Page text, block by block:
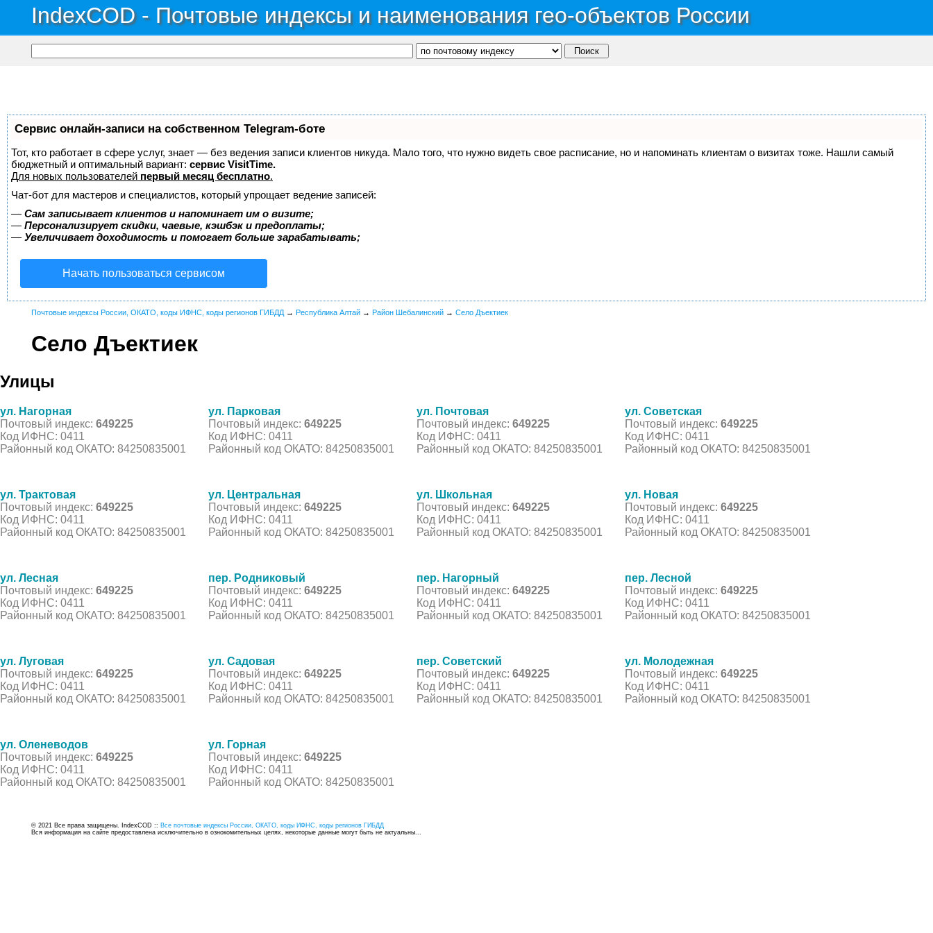
IndexCOD - Почтовые индексы и наименования гео-объектов России
Сервис онлайн-записи на собственном Telegram-боте
Тот, кто работает в сфере услуг, знает — без ведения записи клиентов никуда. Мало того, что нужно видеть свое расписание, но и напоминать клиентам о визитах тоже. Нашли самый
бюджетный и оптимальный вариант: сервис VisitTime.
Для новых пользователей первый месяц бесплатно.
Чат-бот для мастеров и специалистов, который упрощает ведение записей:
— Сам записывает клиентов и напоминает им о визите;
— Персонализирует скидки, чаевые, кэшбэк и предоплаты;
— Увеличивает доходимость и помогает больше зарабатывать;
Начать пользоваться сервисом
Почтовые индексы России, ОКАТО, коды ИФНС, коды регионов ГИБДД → Республика Алтай → Район Шебалинский → Село Дъектиек
Село Дъектиек
Улицы
ул. Нагорная
Почтовый индекс: 649225
Код ИФНС: 0411
Районный код ОКАТО: 84250835001
ул. Парковая
Почтовый индекс: 649225
Код ИФНС: 0411
Районный код ОКАТО: 84250835001
ул. Почтовая
Почтовый индекс: 649225
Код ИФНС: 0411
Районный код ОКАТО: 84250835001
ул. Советская
Почтовый индекс: 649225
Код ИФНС: 0411
Районный код ОКАТО: 84250835001
ул. Трактовая
Почтовый индекс: 649225
Код ИФНС: 0411
Районный код ОКАТО: 84250835001
ул. Центральная
Почтовый индекс: 649225
Код ИФНС: 0411
Районный код ОКАТО: 84250835001
ул. Школьная
Почтовый индекс: 649225
Код ИФНС: 0411
Районный код ОКАТО: 84250835001
ул. Новая
Почтовый индекс: 649225
Код ИФНС: 0411
Районный код ОКАТО: 84250835001
ул. Лесная
Почтовый индекс: 649225
Код ИФНС: 0411
Районный код ОКАТО: 84250835001
пер. Родниковый
Почтовый индекс: 649225
Код ИФНС: 0411
Районный код ОКАТО: 84250835001
пер. Нагорный
Почтовый индекс: 649225
Код ИФНС: 0411
Районный код ОКАТО: 84250835001
пер. Лесной
Почтовый индекс: 649225
Код ИФНС: 0411
Районный код ОКАТО: 84250835001
ул. Луговая
Почтовый индекс: 649225
Код ИФНС: 0411
Районный код ОКАТО: 84250835001
ул. Садовая
Почтовый индекс: 649225
Код ИФНС: 0411
Районный код ОКАТО: 84250835001
пер. Советский
Почтовый индекс: 649225
Код ИФНС: 0411
Районный код ОКАТО: 84250835001
ул. Молодежная
Почтовый индекс: 649225
Код ИФНС: 0411
Районный код ОКАТО: 84250835001
ул. Оленеводов
Почтовый индекс: 649225
Код ИФНС: 0411
Районный код ОКАТО: 84250835001
ул. Горная
Почтовый индекс: 649225
Код ИФНС: 0411
Районный код ОКАТО: 84250835001
© 2021 Все права защищены. IndexCOD :: Все почтовые индексы России, ОКАТО, коды ИФНС, коды регионов ГИБДД
Вся информация на сайте предоставлена исключительно в ознокомительных целях, некоторые данные могут быть не актуальны...